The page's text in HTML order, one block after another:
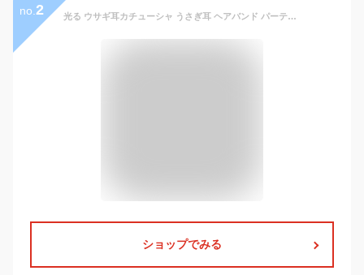
no. 2 光る ウサギ耳カチューシャ うさぎ耳 ヘアバンド パーティグッズ 卯 うさぎ年 新年祝いうさぎカチューシャ 兎コスプレ
ショップでみる